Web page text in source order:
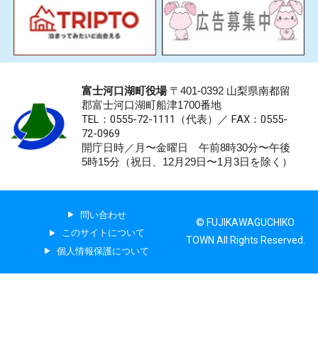
富士河口湖町役場〒401-0392 山梨県南都留
郡富士河口湖町船津1700番地
TEL：0555-72-1111 （代表）／ FAX：0555-
72-0969
開庁日時／月〜金曜日 午前8時30分〜午後
5時15分（祝日、12月29日〜1月3日を除く）
問い合わせ
このサイトについて
個人情報保護について
© FUJIKAWAGUCHIKO
TOWN All Rights Reserved.